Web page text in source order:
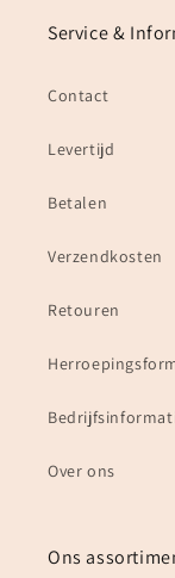
Service &
Contact
Levertijd
Betalen
Verzendkosten
Retouren
Over ons
Ons